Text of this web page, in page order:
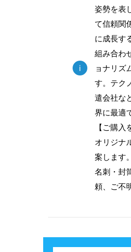
i
姿勢を表
て信頼関
に成長す
組み合わ
ョナリズ
す。テク
遣会社な
界に最適
【ご購入
オリジナ
案します
名刺・封
頼、ご不